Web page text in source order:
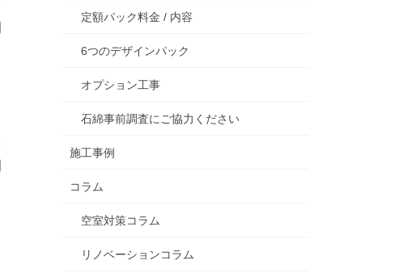
定額パック料金 / 内容
6つのデザインパック
オプション工事
石綿事前調査にご協力ください
施工事例
コラム
空室対策コラム
リノベーションコラム